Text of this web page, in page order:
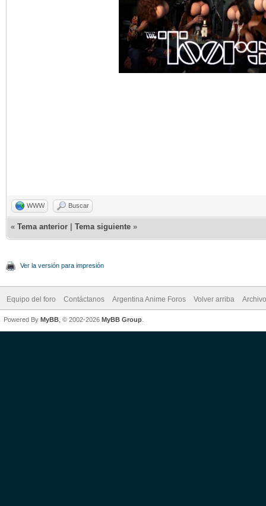
WWW Buscar
« Tema anterior Tema siguiente »
Ver la versión para impresión
Equipo del foro Contáctanos Argentina Anime Foros Volver arriba
Powered By MyBB , © 2002-2026 MyBB Group